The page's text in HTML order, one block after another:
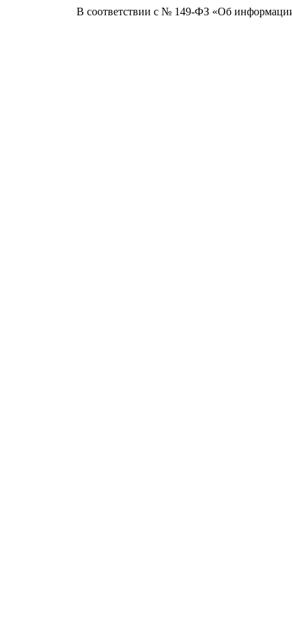
В соответствии с № 149-ФЗ «Об